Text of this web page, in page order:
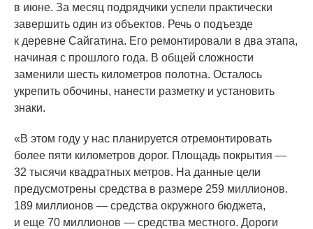
в июне. За месяц подрядчики успели практически
завершить один из объектов. Речь о подъезде
к деревне Сайгатина. Его ремонтировали в два этапа,
начиная с прошлого года. В общей сложности
заменили шесть километров полотна. Осталось
укрепить обочины, нанести разметку и установить
знаки.
«В этом году у нас планируется отремонтировать
более пяти километров дорог. Площадь покрытия —
32 тысячи квадратных метров. На данные цели
предусмотрены средства в размере 259 миллионов.
189 миллионов — средства окружного бюджета,
и еще 70 миллионов — средства местного. Дороги